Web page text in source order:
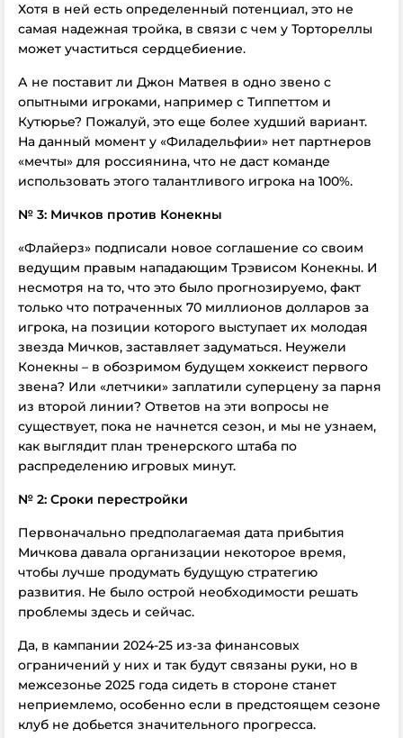
Хотя в ней есть определенный потенциал, это не
самая надежная тройка, в связи с чем у Тортореллы
может участиться сердцебиение.
А не поставит ли Джон Матвея в одно звено с
опытными игроками, например с Типпеттом и
Кутюрье? Пожалуй, это еще более худший вариант.
На данный момент у «Филадельфии» нет партнеров
«мечты» для россиянина, что не даст команде
использовать этого талантливого игрока на 100%.
№ 3: Мичков против Конекны
«Флайерз» подписали новое соглашение со своим
ведущим правым нападающим Трэвисом Конекны. И
несмотря на то, что это было прогнозируемо, факт
только что потраченных 70 миллионов долларов за
игрока, на позиции которого выступает их молодая
звезда Мичков, заставляет задуматься. Неужели
Конекны – в обозримом будущем хоккеист первого
звена? Или «летчики» заплатили суперцену за парня
из второй линии? Ответов на эти вопросы не
существует, пока не начнется сезон, и мы не узнаем,
как выглядит план тренерского штаба по
распределению игровых минут.
№ 2: Сроки перестройки
Первоначально предполагаемая дата прибытия
Мичкова давала организации некоторое время,
чтобы лучше продумать будущую стратегию
развития. Не было острой необходимости решать
проблемы здесь и сейчас.
Да, в кампании 2024-25 из-за финансовых
ограничений у них и так будут связаны руки, но в
межсезонье 2025 года сидеть в стороне станет
неприемлемо, особенно если в предстоящем сезоне
клуб не добьется значительного прогресса.